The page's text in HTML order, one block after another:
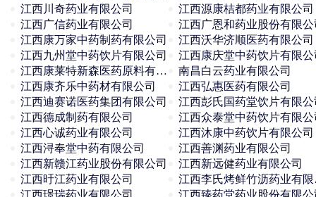
江西川奇药业有限公司
江西源康桔都药业有限公司
江西广信药业有限公司
江西广恩和药业股份有限公
江西康万家中药制药有限公司
江西沃华济顺医药有限公司
江西九州堂中药饮片有限公司
江西康庆堂中药饮片有限公
江西康莱特新森医药原料有限公司
南昌白云药业有限公司
江西康齐乐中药材有限公司
江西弘惠医药有限公司
江西迪赛诺医药集团有限公司
江西彭氏国药堂饮片有限公
江西德成制药有限公司
江西众泰堂中药饮片有限公
江西心诚药业有限公司
江西沐康中药饮片有限公司
江西浔奉堂中药有限公司
江西善渊药业有限公司
江西新赣江药业股份有限公司
江西新远健药业有限公司
江西旴江药业有限公司
江
江西璟瑞药业有限公司
江西臻药堂药业股份有限公